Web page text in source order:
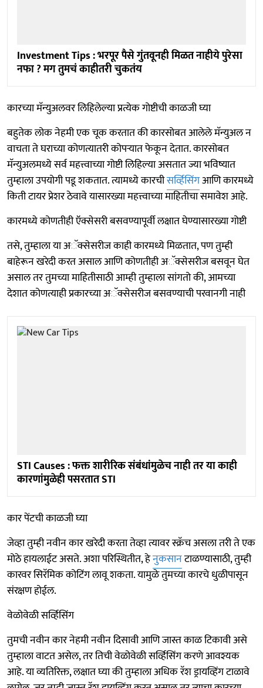
Investment Tips : भरपूर पैसे गुंतवूनही मिळत नाहीये पुरेसा
नफा ? मग तुमचं काहीतरी चुकतंय
कारच्या मॅन्युअलवर लिहिलेल्या प्रत्येक गोष्टीची काळजी घ्या
बहुतेक लोक नेहमी एक चूक करतात की कारसोबत आलेले मॅन्युअल न
वाचता ते घराच्या कोणत्यातरी कोपऱ्यात फेकून देतात. कारसोबत
मॅन्युअलमध्ये सर्व महत्त्वाच्या गोष्टी लिहिल्या असतात ज्या भविष्यात
तुम्हाला उपयोगी पडू शकतात. त्यामध्ये कारचीसर्व्हिसिंगआणि कारमध्ये
किती टायर प्रेशर ठेवावे यासारख्या महत्त्वाच्या माहितीचा समावेश आहे.
कारमध्ये कोणतीही ऍक्सेसरी बसवण्यापूर्वी लक्षात घेण्यासारख्या गोष्टी
तसे, तुम्हाला या अॅक्सेसरीज काही कारमध्ये मिळतात, पण तुम्ही
बाहेरून खरेदी करत असाल आणि कोणतीही अॅक्सेसरीज बसवून घेत
असाल तर तुमच्या माहितीसाठी आम्ही तुम्हाला सांगतो की, आमच्या
देशात कोणत्याही प्रकारच्या अॅक्सेसरीज बसवण्याची परवानगी नाही
STI Causes : फक्त शारीरिक संबंधांमुळेच नाही तर या काही
कारणांमुळेही पसरतात STI
कार पेंटची काळजी घ्या
जेव्हा तुम्ही नवीन कार खरेदी करता तेव्हा त्यावर स्क्रॅच असला तरी ते एक
मोठे हायलाईट असते. अशा परिस्थितीत, हेनुकसानटाळण्यासाठी, तुम्ही
कारवर सिरॅमिक कोटिंग लावू शकता. यामुळे तुमच्या कारचे धुळीपासून
संरक्षण होईल.
वेळोवेळी सर्व्हिसिंग
तुमची नवीन कार नेहमी नवीन दिसावी आणि जास्त काळ टिकावी असे
तुम्हाला वाटत असेल, तर तिची वेळोवेळी सर्व्हिसिंग करणे आवश्यक
आहे. या व्यतिरिक्त, लक्षात घ्या की तुम्हाला अधिक रॅश ड्रायव्हिंग टाळावे